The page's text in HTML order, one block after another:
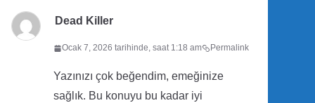
Dead Killer
Ocak 7, 2026 tarihinde, saat 1:18 am Permalink
Yazınızı çok beğendim, emeğinize
sağlık. Bu konuyu bu kadar iyi